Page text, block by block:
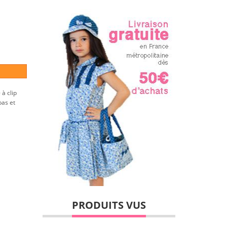
clip
et
PRODUITS VUS